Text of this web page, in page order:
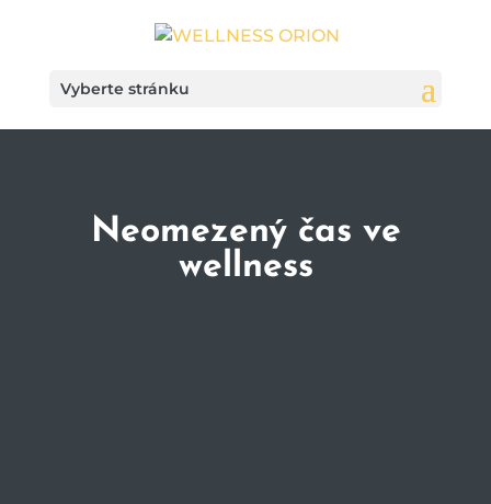
Vyberte stránku
Neomezený čas ve
wellness